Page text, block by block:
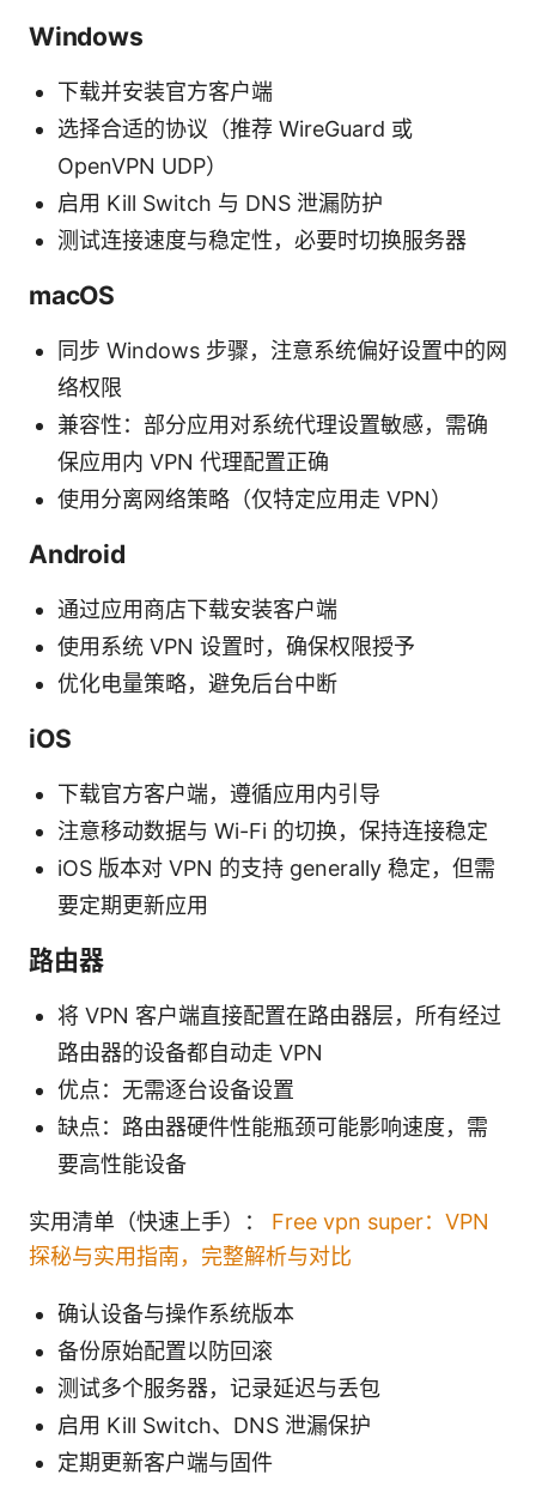
Windows
下载并安装官方客户端
选择合适的协议（推荐 WireGuard 或
OpenVPN UDP）
启用 Kill Switch 与 DNS 泄漏防护
测试连接速度与稳定性，必要时切换服务器
macOS
同步 Windows 步骤，注意系统偏好设置中的网
络权限
兼容性：部分应用对系统代理设置敏感，需确
保应用内 VPN 代理配置正确
使用分离网络策略（仅特定应用走 VPN）
Android
通过应用商店下载安装客户端
使用系统 VPN 设置时，确保权限授予
优化电量策略，避免后台中断
iOS
下载官方客户端，遵循应用内引导
注意移动数据与 Wi-Fi 的切换，保持连接稳定
iOS 版本对 VPN 的支持 generally 稳定，但需
要定期更新应用
路由器
将 VPN 客户端直接配置在路由器层，所有经过
路由器的设备都自动走 VPN
优点：无需逐台设备设置
缺点：路由器硬件性能瓶颈可能影响速度，需
要高性能设备
实用清单（快速上手）： Free vpn super：VPN
探秘与实用指南，完整解析与对比
确认设备与操作系统版本
备份原始配置以防回滚
测试多个服务器，记录延迟与丢包
启用 Kill Switch、DNS 泄漏保护
定期更新客户端与固件